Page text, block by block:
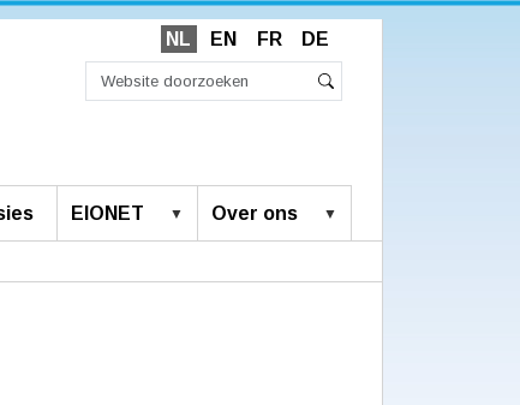
NL EN FR DE
EIONET Over ons